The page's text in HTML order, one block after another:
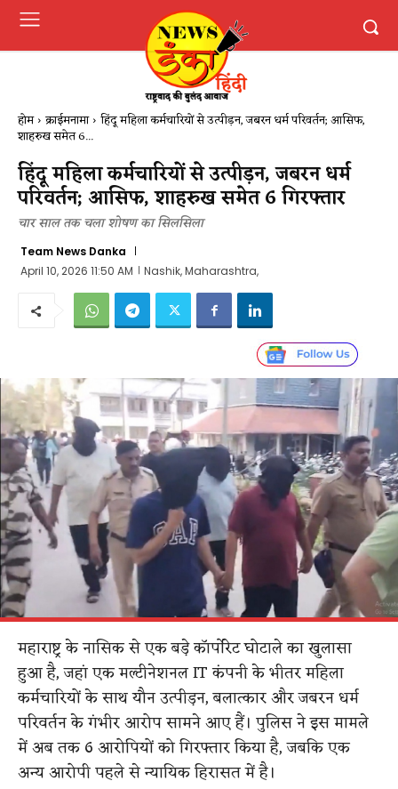
होम क्राईमनामा हिंदू महिला कर्मचारियों से उत्पीड़न, जबरन धर्म परिवर्तन; आसिफ,
शाहरुख समेत 6...
हिंदू महिला कर्मचारियों से उत्पीड़न, जबरन धर्म
परिवर्तन; आसिफ, शाहरुख समेत 6 गिरफ्तार
चार साल तक चला शोषण का सिलसिला
Team News Danka
April 10, 2026 11:50 AM
Nashik, Maharashtra,
महाराष्ट्र के नासिक से एक बड़े कॉर्पोरेट घोटाले का खुलासा
हुआ है, जहां एक मल्टीनेशनल IT कंपनी के भीतर महिला
कर्मचारियों के साथ यौन उत्पीड़न, बलात्कार और जबरन धर्म
परिवर्तन के गंभीर आरोप सामने आए हैं। पुलिस ने इस मामले
में अब तक 6 आरोपियों को गिरफ्तार किया है, जबकि एक
अन्य आरोपी पहले से न्यायिक हिरासत में है।